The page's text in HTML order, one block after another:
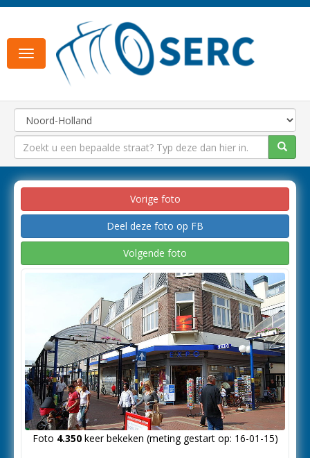
Toggle
navigation
Vorige foto
Deel deze foto op FB
Volgende foto
Foto 4.350keer bekeken (meting gestart op: 16-01-15)